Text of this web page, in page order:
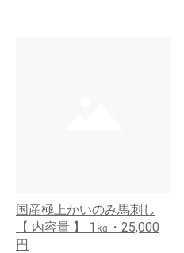
国産極上かいのみ馬刺し
【 内容量 】 1㎏・25,000
円